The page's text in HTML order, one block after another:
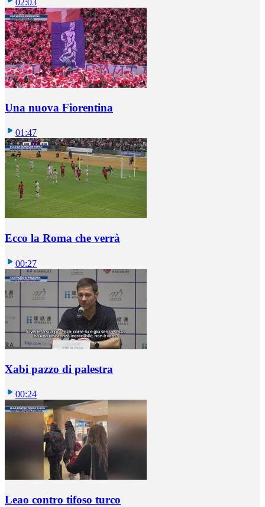
02:03
Una nuova Fiorentina
01:47
Ecco la Roma che verrà
00:27
Xabi pazzo di palestra
00:24
Leao contro tifoso turco